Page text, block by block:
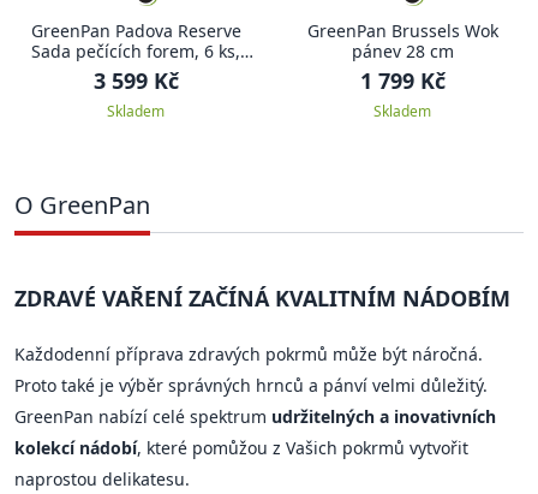
GreenPan Padova Reserve
Sada pečících forem, 6 ks,
černá
3 599 Kč
Skladem
GreenPan Brussels Wok
pánev 28 cm
1 799 Kč
Skladem
O GreenPan
ZDRAVÉ VAŘENÍ ZAČÍNÁ KVALITNÍM NÁDOBÍM
Každodenní příprava zdravých pokrmů může být náročná.
Proto také je výběr správných hrnců a pánví velmi důležitý.
GreenPan nabízí celé spektrum udržitelných a inovativních
kolekcí nádobí, které pomůžou z Vašich pokrmů vytvořit
naprostou delikatesu.